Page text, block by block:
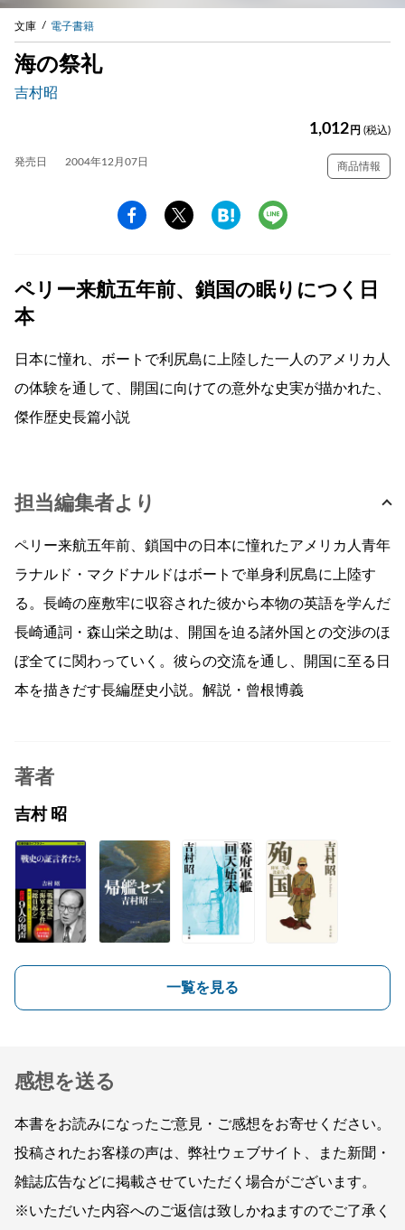
文庫 電子書籍
海の祭礼
吉村昭
1,012 円 (税込)
発売日 2004年12月07日 商品情報
ペリー来航五年前、鎖国の眠りにつく日
本
日本に憧れ、ボートで利尻島に上陸した一人のアメリカ人
の体験を通して、開国に向けての意外な史実が描かれた、
傑作歴史長篇小説
担当編集者より
ペリー来航五年前、鎖国中の日本に憧れたアメリカ人青年
ラナルド・マクドナルドはボートで単身利尻島に上陸す
る。長崎の座敷牢に収容された彼から本物の英語を学んだ
長崎通詞・森山栄之助は、開国を迫る諸外国との交渉のほ
ぼ全てに関わっていく。彼らの交流を通し、開国に至る日
本を描きだす長編歴史小説。解説・曾根博義
著者
吉村 昭
一覧を見る
感想を送る
本書をお読みになったご意見・ご感想をお寄せください。
投稿されたお客様の声は、弊社ウェブサイト、また新聞・
雑誌広告などに掲載させていただく場合がございます。
※いただいた内容へのご返信は致しかねますのでご了承く